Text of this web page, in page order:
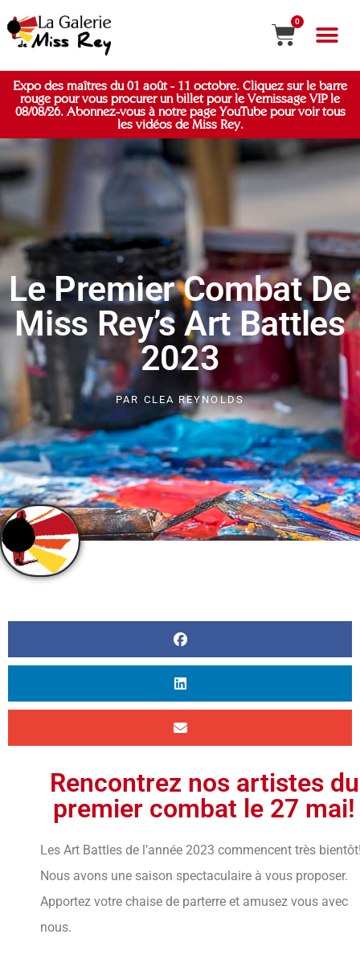
0
Expo des maîtres du 01 août - 11 octobre. Cliquez sur le barre
rouge pour vous procurer un billet pour le Vernissage VIP le
08/08/26. Abonnez-vous à notre page YouTube pour voir tous
les vidéos de Miss Rey.
Le Premier Combat De
Miss Rey’s Art Battles
2023
PAR CLEA REYNOLDS
Rencontrez nos artistes du
premier combat le 27 mai!
Les Art Battles de l’année 2023 commencent très
Nous avons une saison spectaculaire à vous proposer.
Apportez votre chaise de parterre et amusez vous avec
nous.